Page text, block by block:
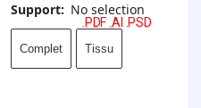
Support: No selection
Complet Tissu
.PDF .AI .PSD